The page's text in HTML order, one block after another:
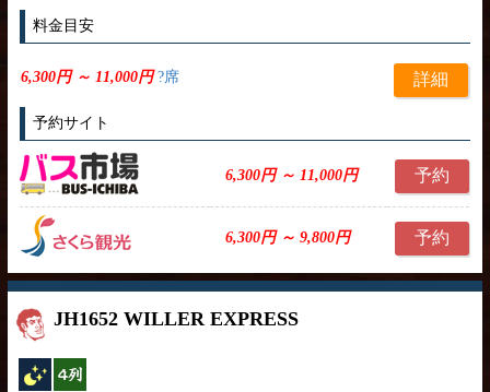
料金目安
6,300円 ～ 11,000円?席 詳細
予約サイト
6,300円 ～ 11,000円 予約
6,300円 ～ 9,800円 予約
JH1652 WILLER EXPRESS
夜行バス